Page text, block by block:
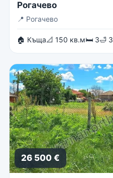
Рогачево
📍 Рогачево
🏠 Къща📐 150 кв.м🛏 3🛁 3
26 500 €